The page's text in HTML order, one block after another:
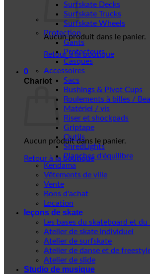
Aucun produit dans le panier.
Retour à la boutique
0
Chariot
Aucun produit dans le panier.
Retour à la boutique
Surfskate Decks
Surfskate Trucks
Surfskate Wheels
Protection
Gants
Protecteurs
Casques
Accessoires
Sacs
Bushings & Pivot Cups
Roulements à billes /
Matériel / vis
Riser et shockpads
Griptape
Outils
ShredLights
Planches d'équilibre
Kendama
Vêtements de ville
Vente
Bons d'achat
Location
leçons de skate
Les bases du skateboard et
Atelier de skate individuel
Atelier de surfskate
Atelier de danse et de
Atelier de slide
Studio de musique